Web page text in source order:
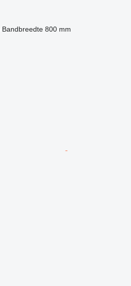
Bandbreedte 800 mm